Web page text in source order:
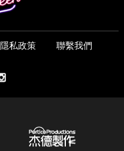
隱私政策 聯繫我們